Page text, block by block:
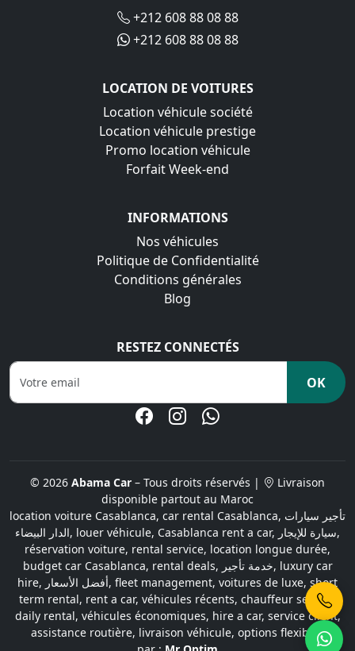
+212 608 88 08 88
+212 608 88 08 88
LOCATION DE VOITURES
Location véhicule société
Location véhicule prestige
Promo location véhicule
Forfait Week-end
INFORMATIONS
Nos véhicules
Politique de Confidentialité
Conditions générales
Blog
RESTEZ CONNECTÉS
OK
© 2026 Abama Car – Tous droits réservés |
Livraison
disponible partout au Maroc
location voiture Casablanca, car rental Casablanca, تأجير سيارات
الدار البيضاء, louer véhicule, Casablanca rent a car, سيارة للإيجار,
réservation voiture, rental service, location longue durée,
budget car Casablanca, rental deals, خدمة تأجير, luxury car
hire, أفضل الأسعار, fleet management, voitures de luxe, short
term rental, rent a car, véhicules récents, chauffeur service,
daily rental, véhicules économiques, hire a car, service client,
assistance routière, livraison véhicule, options flexibles